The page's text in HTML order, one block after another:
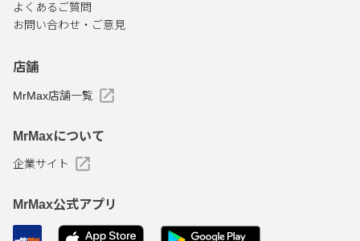
よくあるご質問
お問い合わせ・ご意見
店舗
MrMax店舗一覧
MrMaxについて
企業サイト
MrMax公式アプリ